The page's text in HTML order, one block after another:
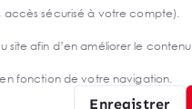
accès sécurisé à votre compte).
afin d’en améliorer le contenu.
fonction de votre navigation.
Enregistrer